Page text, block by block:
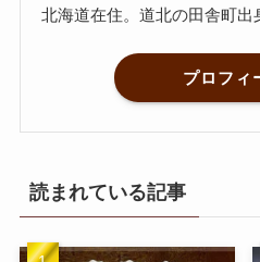
北海道在住。道北の田舎町出
プロフィ
読まれている記事